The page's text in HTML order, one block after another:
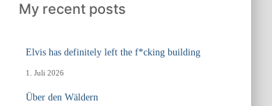
My recent posts
Elvis has definitely left the f*cking building
1. Juli 2026
Über den Wäldern